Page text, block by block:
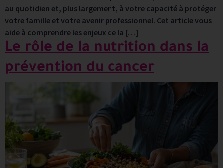
au quotidien et, plus largement, à votre capacité à protéger
votre famille et votre avenir professionnel. Cet article vous
aide à comprendre les enjeux de la […]
Le rôle de la nutrition dans la
prévention du cancer